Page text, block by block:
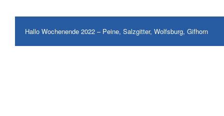
Hallo Wochenende 2022 – Peine, Salzgitter, Wolfsburg, Gifhorn